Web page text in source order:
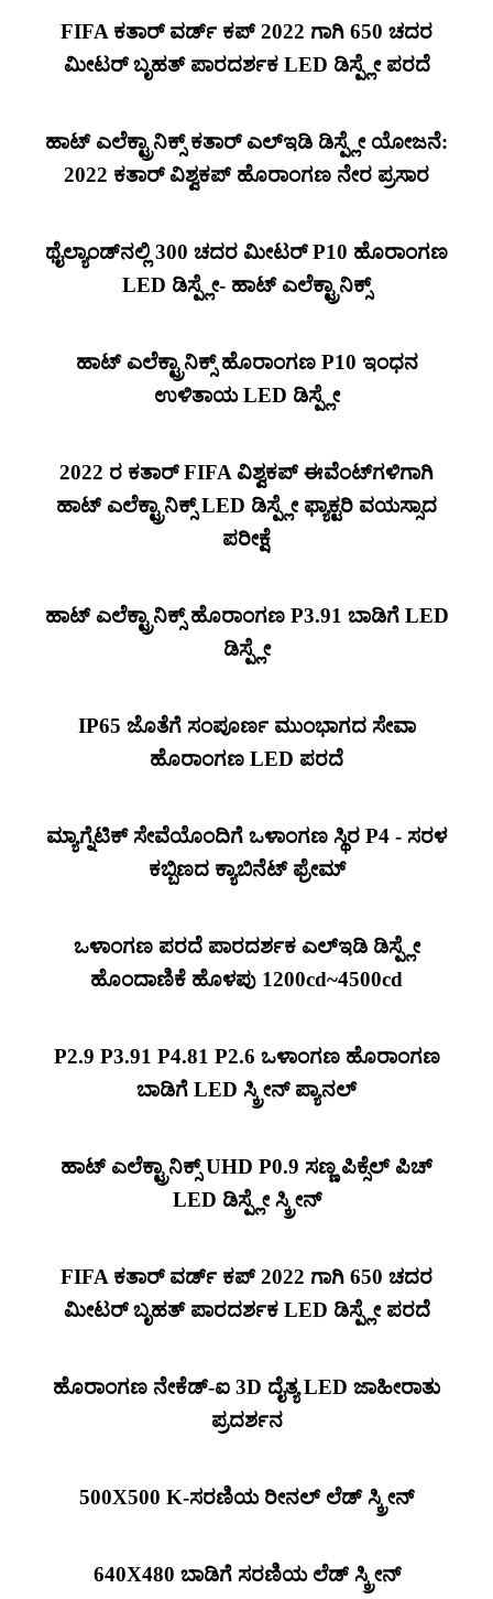
FIFA ಕತಾರ್ ವರ್ಡ್ ಕಪ್ 2022 ಗಾಗಿ 650 ಚದರ
ಮೀಟರ್ ಬೃಹತ್ ಪಾರದರ್ಶಕ LED ಡಿಸ್ಪ್ಲೇ ಪರದೆ
ಹಾಟ್ ಎಲೆಕ್ಟ್ರಾನಿಕ್ಸ್ ಕತಾರ್ ಎಲ್ಇಡಿ ಡಿಸ್ಪ್ಲೇ ಯೋಜನೆ:
2022 ಕತಾರ್ ವಿಶ್ವಕಪ್ ಹೊರಾಂಗಣ ನೇರ ಪ್ರಸಾರ
ಥೈಲ್ಯಾಂಡ್‌ನಲ್ಲಿ 300 ಚದರ ಮೀಟರ್ P10 ಹೊರಾಂಗಣ
LED ಡಿಸ್ಪ್ಲೇ- ಹಾಟ್ ಎಲೆಕ್ಟ್ರಾನಿಕ್ಸ್
ಹಾಟ್ ಎಲೆಕ್ಟ್ರಾನಿಕ್ಸ್ ಹೊರಾಂಗಣ P10 ಇಂಧನ
ಉಳಿತಾಯ LED ಡಿಸ್ಪ್ಲೇ
2022 ರ ಕತಾರ್ FIFA ವಿಶ್ವಕಪ್ ಈವೆಂಟ್‌ಗಳಿಗಾಗಿ
ಹಾಟ್ ಎಲೆಕ್ಟ್ರಾನಿಕ್ಸ್ LED ಡಿಸ್ಪ್ಲೇ ಫ್ಯಾಕ್ಟರಿ ವಯಸ್ಸಾದ
ಪರೀಕ್ಷೆ
ಹಾಟ್ ಎಲೆಕ್ಟ್ರಾನಿಕ್ಸ್ ಹೊರಾಂಗಣ P3.91 ಬಾಡಿಗೆ LED
ಡಿಸ್ಪ್ಲೇ
IP65 ಜೊತೆಗೆ ಸಂಪೂರ್ಣ ಮುಂಭಾಗದ ಸೇವಾ
ಹೊರಾಂಗಣ LED ಪರದೆ
ಮ್ಯಾಗ್ನೆಟಿಕ್ ಸೇವೆಯೊಂದಿಗೆ ಒಳಾಂಗಣ ಸ್ಥಿರ P4 - ಸರಳ
ಕಬ್ಬಿಣದ ಕ್ಯಾಬಿನೆಟ್ ಫ್ರೇಮ್
ಒಳಾಂಗಣ ಪರದೆ ಪಾರದರ್ಶಕ ಎಲ್ಇಡಿ ಡಿಸ್ಪ್ಲೇ
ಹೊಂದಾಣಿಕೆ ಹೊಳಪು 1200cd~4500cd
P2.9 P3.91 P4.81 P2.6 ಒಳಾಂಗಣ ಹೊರಾಂಗಣ
ಬಾಡಿಗೆ LED ಸ್ಕ್ರೀನ್ ಪ್ಯಾನಲ್
ಹಾಟ್ ಎಲೆಕ್ಟ್ರಾನಿಕ್ಸ್ UHD P0.9 ಸಣ್ಣ ಪಿಕ್ಸೆಲ್ ಪಿಚ್
LED ಡಿಸ್ಪ್ಲೇ ಸ್ಕ್ರೀನ್
FIFA ಕತಾರ್ ವರ್ಡ್ ಕಪ್ 2022 ಗಾಗಿ 650 ಚದರ
ಮೀಟರ್ ಬೃಹತ್ ಪಾರದರ್ಶಕ LED ಡಿಸ್ಪ್ಲೇ ಪರದೆ
ಹೊರಾಂಗಣ ನೇಕೆಡ್-ಐ 3D ದೈತ್ಯ LED ಜಾಹೀರಾತು
ಪ್ರದರ್ಶನ
500X500 K-ಸರಣಿಯ ರೀನಲ್ ಲೆಡ್ ಸ್ಕ್ರೀನ್
640X480 ಬಾಡಿಗೆ ಸರಣಿಯ ಲೆಡ್ ಸ್ಕ್ರೀನ್